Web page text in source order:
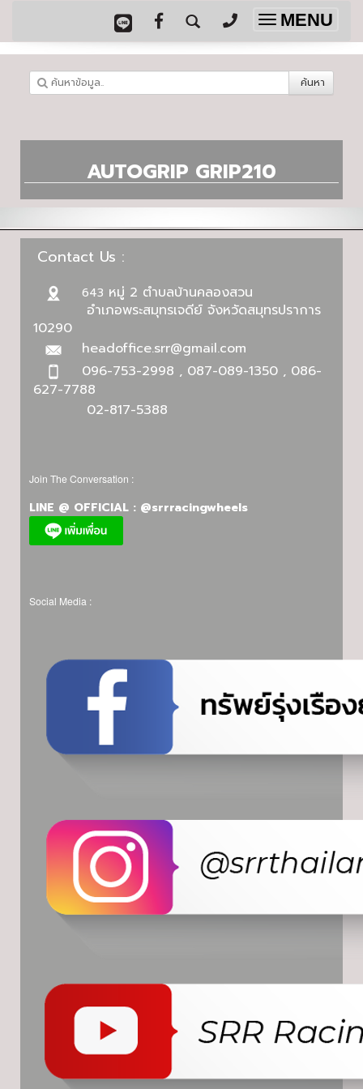
Toggle
navigation
MENU
ค้นหา
AUTOGRIP GRIP210
Contact Us :
643 หมู่ 2 ตำบลบ้านคลองสวน
อำเภอพระสมุทรเจดีย์ จังหวัดสมุทรปราการ
10290
headoffice.srr@gmail.com
096-753-2998 , 087-089-1350 , 086-
627-7788
02-817-5388
Join The Conversation :
LINE @ OFFICIAL : @srrracingwheels
Social Media :